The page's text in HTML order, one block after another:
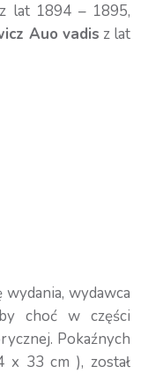
lat 1894 – 1895,
Auo vadis z lat
wydawca
choć w części
Pokaźnych
x 33 cm ), został